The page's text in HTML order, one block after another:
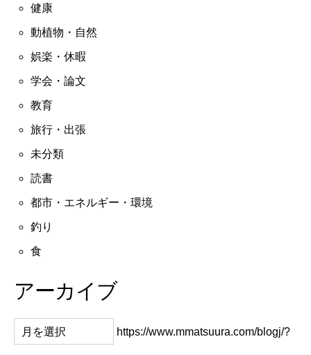
健康
動植物・自然
娯楽・休暇
学会・論文
教育
旅行・出張
未分類
読書
都市・エネルギー・環境
釣り
食
アーカイブ
https://www.mmatsuura.com/blogj/?